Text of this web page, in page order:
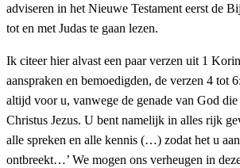
adviseren in het Nieuwe Testament eerst de
tot en met Judas te gaan lezen.
Ik citeer hier alvast een paar verzen uit 1
aanspraken en bemoedigden, de verzen 4 tot
altijd voor u, vanwege de genade van God
Christus Jezus. U bent namelijk in alles rijk
alle spreken en alle kennis (…) zodat het u
ontbreekt…’ We mogen ons verheugen in